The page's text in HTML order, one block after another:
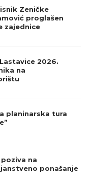
Zeničke
proglašen
zajednice
2026.
na
planinarska tura
na
ponašanje